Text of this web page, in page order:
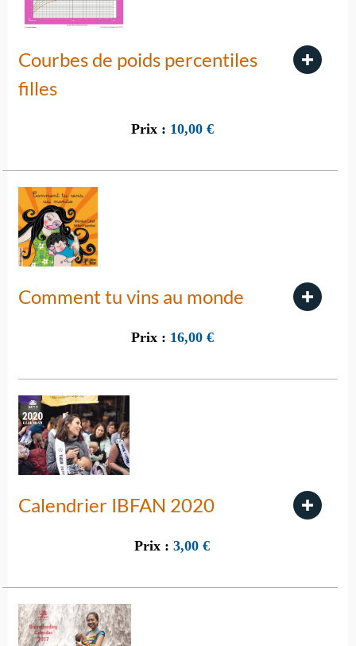
Courbes de poids percentiles
filles
Prix : 10,00 €
Comment tu vins au monde
Prix : 16,00 €
Calendrier IBFAN 2020
Prix : 3,00 €